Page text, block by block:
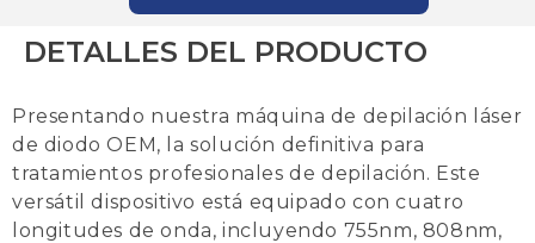
DETALLES DEL PRODUCTO
Presentando nuestra máquina de depilación láser
de diodo OEM, la solución definitiva para
tratamientos profesionales de depilación. Este
versátil dispositivo está equipado con cuatro
longitudes de onda, incluyendo 755nm, 808nm,